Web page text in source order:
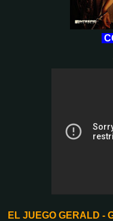
EL JUEGO GERALD -